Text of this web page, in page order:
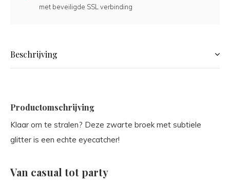
met beveiligde SSL verbinding
Beschrijving
Productomschrijving
Klaar om te stralen? Deze zwarte broek met subtiele
glitter is een echte eyecatcher!
Van casual tot party